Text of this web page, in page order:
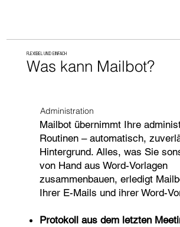
FLEXIBEL UND EINFACH
Was kann Mailbot?
Administration
Mailbot übernimmt Ihre
Routinen – automatisch,
Hintergrund. Alles, was Sie
von Hand aus Word-Vorlagen
zusammenbauen, erledigt
Ihrer E-Mails und ihrer Word-
Protokoll aus dem letzten